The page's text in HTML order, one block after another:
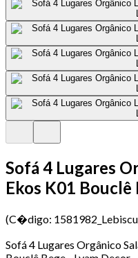
Sofá 4 Lugares
Ekos K01 Bouclê
(C�digo:
Sofá 4 Lugares Orgânico